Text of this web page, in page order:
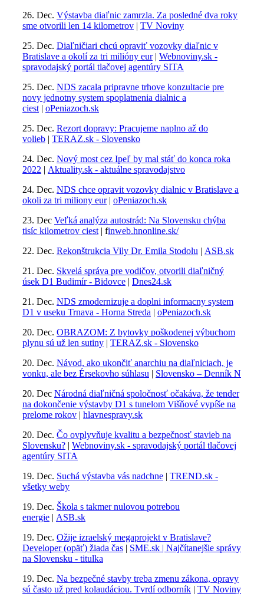
26. Dec. Výstavba diaľnic zamrzla. Za posledné dva roky
sme otvorili len 14 kilometrov | TV Noviny
25. Dec. Diaľničiari chcú opraviť vozovky diaľnic v
Bratislave a okolí za tri milióny eur| Webnoviny.sk -
spravodajský portál tlačovej agentúry SITA
25. Dec. NDS zacala pripravne trhove konzultacie pre
novy jednotny system spoplatnenia dialnic a
ciest | oPeniazoch.sk
25. Dec. Rezort dopravy: Pracujeme naplno až do
volieb | TERAZ.sk - Slovensko
24. Dec. Nový most cez Ipeľ by mal stáť do konca roka
2022 | Aktuality.sk - aktuálne spravodajstvo
24. Dec. NDS chce opravit vozovky dialnic v Bratislave a
okoli za tri miliony eur| oPeniazoch.sk
23. Dec Veľká analýza autostrád: Na Slovensku chýba
tisíc kilometrov ciest | finweb.hnonline.sk/
22. Dec. Rekonštrukcia Vily Dr. Emila Stodolu | ASB.sk
21. Dec. Skvelá správa pre vodičov, otvorili diaľničný
úsek D1 Budimír - Bidovce | Dnes24.sk
21. Dec. NDS zmodernizuje a doplni informacny system
D1 v useku Trnava - Horna Streda | oPeniazoch.sk
20. Dec. OBRAZOM: Z bytovky poškodenej výbuchom
plynu sú už len sutiny | TERAZ.sk - Slovensko
20. Dec. Návod, ako ukončiť anarchiu na diaľniciach, je
vonku, ale bez Érsekovho súhlasu | Slovensko – Denník N
20. Dec Národná diaľničná spoločnosť očakáva, že tender
na dokončenie výstavby D1 s tunelom Višňové vypíše na
prelome rokov | hlavnespravy.sk
20. Dec. Čo ovplyvňuje kvalitu a bezpečnosť stavieb na
Slovensku? | Webnoviny.sk - spravodajský portál tlačovej
agentúry SITA
19. Dec. Suchá výstavba vás nadchne | TREND.sk -
všetky weby
19. Dec. Škola s takmer nulovou potrebou
energie | ASB.sk
19. Dec. Ožije izraelský megaprojekt v Bratislave?
Developer (opäť) žiada čas | SME.sk | Najčítanejšie správy
na Slovensku - titulka
19. Dec. Na bezpečné stavby treba zmenu zákona, opravy
sú často už pred kolaudáciou. Tvrdí odborník | TV Noviny